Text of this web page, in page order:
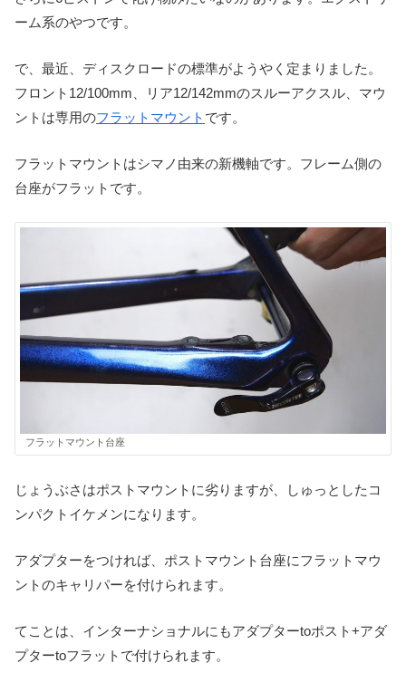
ーム系のやつです。
で、最近、ディスクロードの標準がようやく定まりました。
フロント12/100mm、リア12/142mmのスルーアクスル、マウ
ントは専用のフラットマウント です。
フラットマウントはシマノ由来の新機軸です。フレーム側の
台座がフラットです。
フラットマウント台座
じょうぶさはポストマウントに劣りますが、しゅっとしたコ
ンパクトイケメンになります。
アダプターをつければ、ポストマウント台座にフラットマウ
ントのキャリパーを付けられます。
てことは、インターナショナルにもアダプターtoポスト+アダ
プターtoフラットで付けられます。